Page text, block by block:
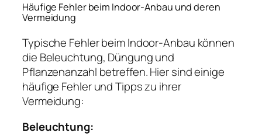
Häufige Fehler beim Indoor-Anbau und deren
Vermeidung
Typische Fehler beim Indoor-Anbau können
die Beleuchtung, Düngung und
Pflanzenanzahl betreffen. Hier sind einige
häufige Fehler und Tipps zu ihrer
Vermeidung:
Beleuchtung: